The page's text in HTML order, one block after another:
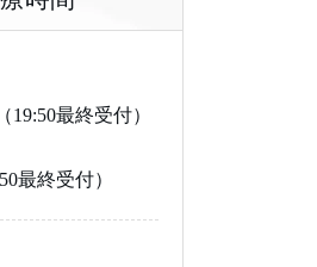
み方
の影響
作用
忌
知識
方
の影響
ック
ック（バ
）について
知識
ック
リック（タ
について
本知識
リック
リックの
知識
ック
リックの基
ネリック
くある質
金
19:50最終受付）
最終受付）